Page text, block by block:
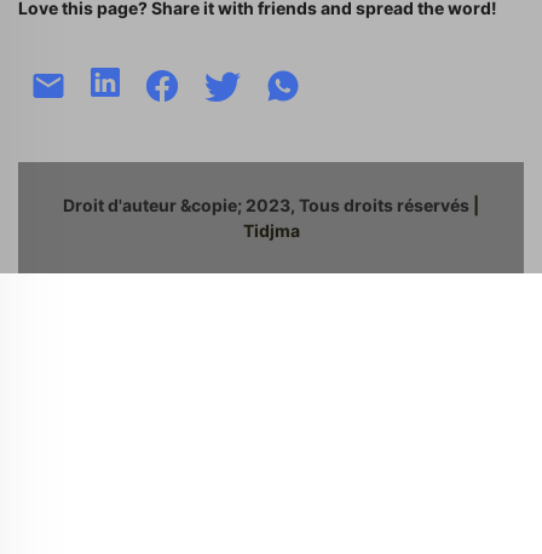
Love this page? Share it with friends and spread the word!
Droit d'auteur &copie; 2023, Tous droits réservés
Tidjma